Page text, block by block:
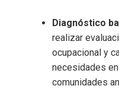
Diagnóstico
realizar
ocupacional y
necesidades
comunidades